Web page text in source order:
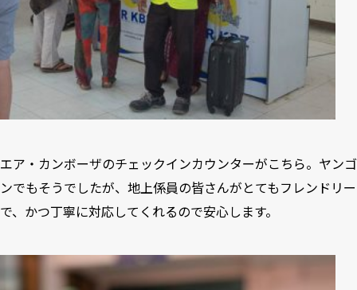
エア・カンボーザのチェックインカウンターがこちら。ヤンゴ
ンでもそうでしたが、地上係員の皆さんがとてもフレンドリー
で、かつ丁寧に対応してくれるので安心します。